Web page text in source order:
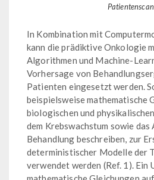
In Kombination mit
kann die prädiktive Onkologie
Algorithmen und Machine-
Vorhersage von
Patienten eingesetzt werden.
beispielsweise mathematische
biologischen und
dem Krebswachstum sowie das
Behandlung beschreiben, zur
deterministischer Modelle der
verwendet werden (Ref. 1). Ein